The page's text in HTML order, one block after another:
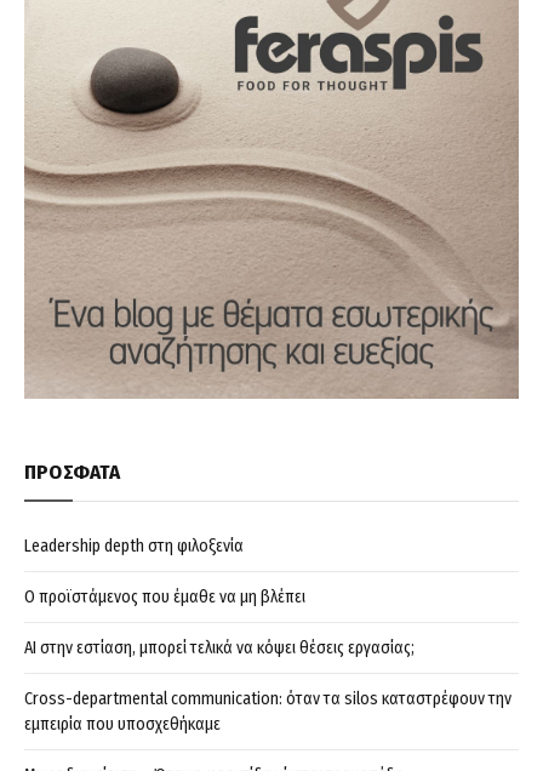
ΠΡΟΣΦΑΤΑ
Leadership depth στη φιλοξενία
Ο προϊστάμενος που έμαθε να μη βλέπει
AI στην εστίαση, μπορεί τελικά να κόψει θέσεις εργασίας;
Cross-departmental communication: όταν τα silos καταστρέφουν την
εμπειρία που υποσχεθήκαμε